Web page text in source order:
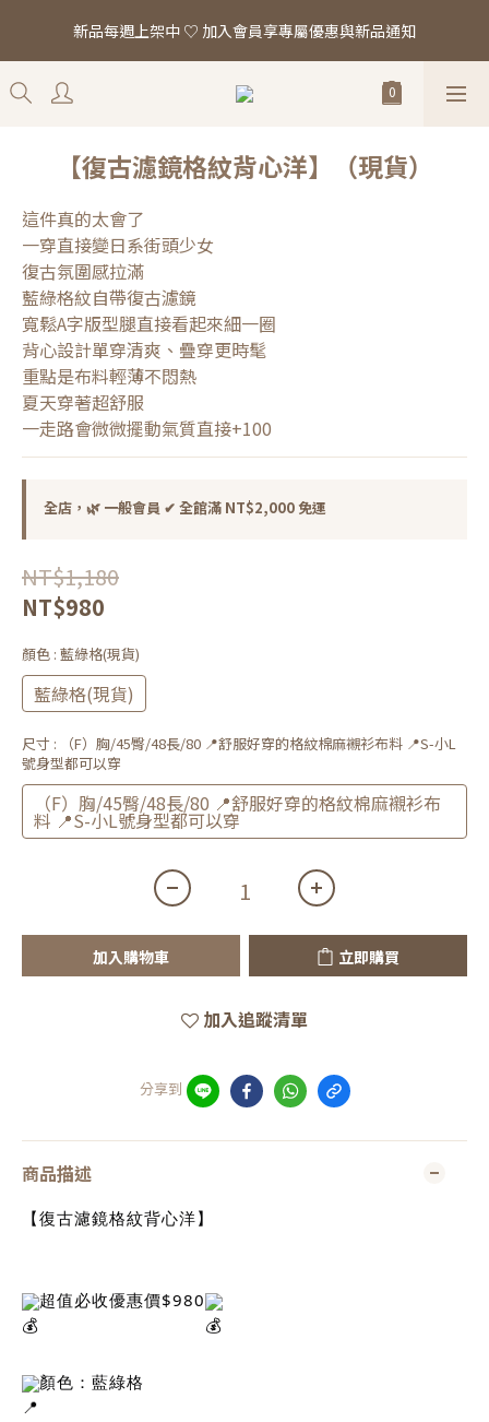
「真正的時尚 是讓你看起來，一切都剛剛好。」全館滿 $2,000 即
享免運
新品每週上架中 ♡ 加入會員享專屬優惠與新品通知
「真正的時尚 是讓你看起來，一切都剛剛好。」全館滿 $2,000 即
享免運
【復古濾鏡格紋背心洋】（現貨）
這件真的太會了
一穿直接變日系街頭少女
復古氛圍感拉滿
藍綠格紋自帶復古濾鏡
寬鬆A字版型腿直接看起來細一圈
背心設計單穿清爽、疊穿更時髦
重點是布料輕薄不悶熱
夏天穿著超舒服
一走路會微微擺動氣質直接+100
全店，🌿 一般會員 ✔ 全館滿 NT$2,000 免運
NT$1,180
NT$980
顏色 : 藍綠格(現貨)
藍綠格(現貨)
尺寸 : （F）胸/45臀/48長/80 📍舒服好穿的格紋棉麻襯衫布料 📍S-小L
號身型都可以穿
（F）胸/45臀/48長/80 📍舒服好穿的格紋棉麻襯衫布
料 📍S-小L號身型都可以穿
加入購物車 立即購買
加入追蹤清單
分享到
商品描述
【復古濾鏡格紋背心洋】
超值必收優惠價$980
顏色：藍綠格